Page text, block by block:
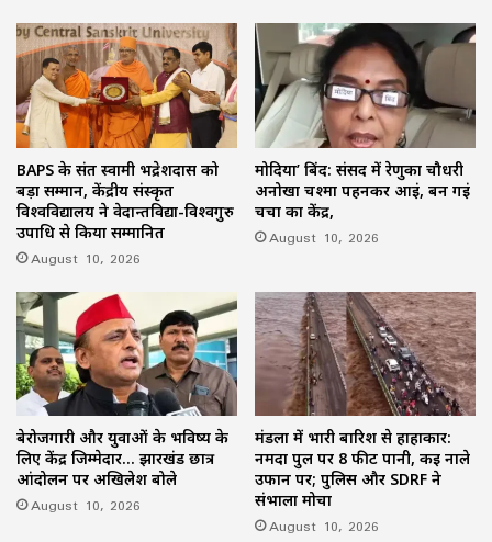
BAPS के संत स्वामी भद्रेशदास को
बड़ा सम्मान, केंद्रीय संस्कृत
विश्वविद्यालय ने वेदान्तविद्या-विश्वगुरु
उपाधि से किया सम्मानित
August 10, 2026
मोदिया’ बिंद: संसद में रेणुका चौधरी
अनोखा चश्मा पहनकर आईं, बन गईं
चर्चा का केंद्र,
August 10, 2026
बेरोजगारी और युवाओं के भविष्य के
लिए केंद्र जिम्मेदार… झारखंड छात्र
आंदोलन पर अखिलेश बोले
August 10, 2026
मंडला में भारी बारिश से हाहाकार:
नर्मदा पुल पर 8 फीट पानी, कई नाले
उफान पर; पुलिस और SDRF ने
संभाला मोर्चा
August 10, 2026